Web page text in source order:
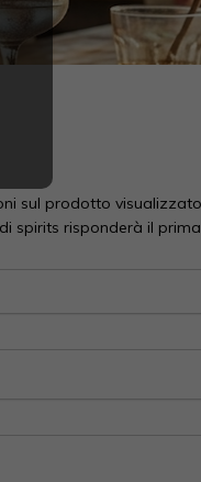
sul prodotto
spirits risponderà il